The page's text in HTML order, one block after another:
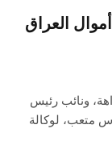
العراق
ونائب رئيس
متعب، لوكالة